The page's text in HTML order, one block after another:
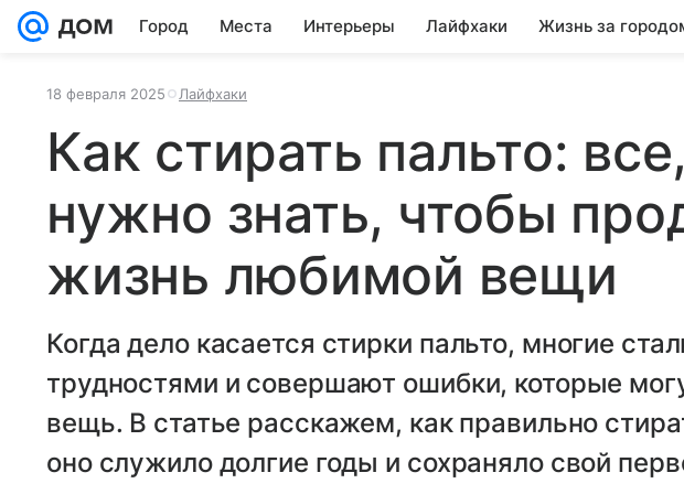
Город Места Интерьеры Лайфхаки Жизнь за
18 февраля 2025 Лайфхаки
Как стирать пальто:
нужно знать, чтобы
жизнь любимой вещи
Когда дело касается стирки пальто, многие
трудностями и совершают ошибки, которые
вещь. В статье расскажем, как правильно
оно служило долгие годы и сохраняло свой